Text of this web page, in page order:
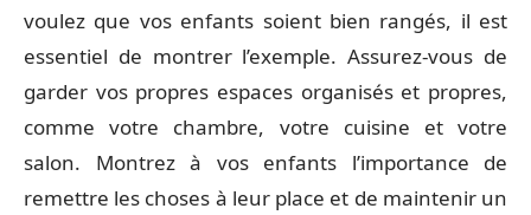
voulez que vos enfants soient bien rangés, il est
essentiel de montrer l’exemple. Assurez-vous de
garder vos propres espaces organisés et propres,
comme votre chambre, votre cuisine et votre
salon. Montrez à vos enfants l’importance de
remettre les choses à leur place et de maintenir un